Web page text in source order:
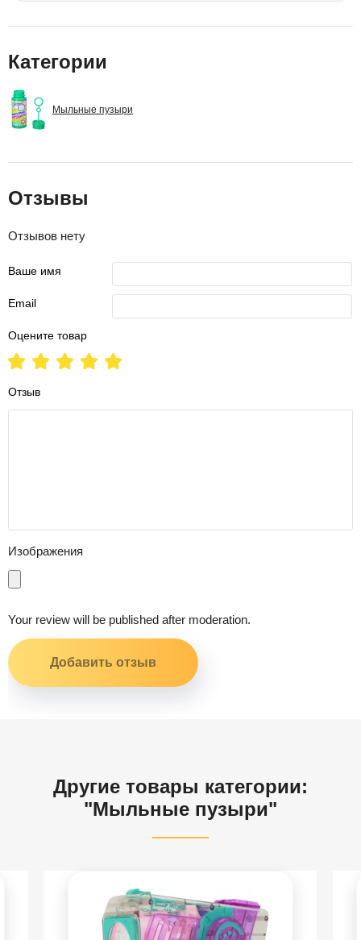
Категории
Мыльные пузыри
Отзывы
Отзывов нету
Ваше имя
Email
Оцените товар
Отзыв
Изображения
Your review will be published after moderation.
Другие товары категории:
"Мыльные пузыри"